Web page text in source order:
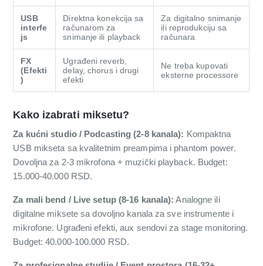
USB
interfe
js
Direktna konekcija sa
računarom za
snimanje ili playback
Za digitalno snimanje
ili reprodukciju sa
računara
FX
(Efekti
)
Ugrađeni reverb,
delay, chorus i drugi
efekti
Ne treba kupovati
eksterne processore
Kako izabrati mikse­tu?
Za kućni studio / Podcasting (2-8 kanala): Kompaktna
USB mikseta sa kvalitetnim preampima i phantom power.
Dovoljna za 2-3 mikrofona + muzički playback. Budget:
15.000-40.000 RSD.
Za mali bend / Live setup (8-16 kanala): Analogne ili
digitalne miksete sa dovoljno kanala za sve instrumente i
mikrofone. Ugrađeni efekti, aux sendovi za stage monitoring.
Budget: 40.000-100.000 RSD.